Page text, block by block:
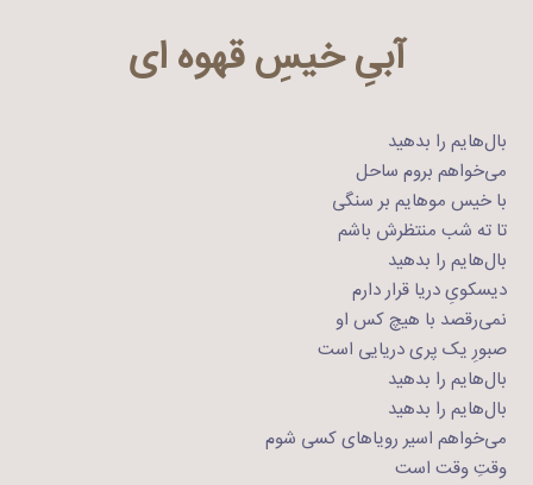
آبیِ خیسِ قهوه ای
بال‌هایم را بدهید
می‌خواهم بروم ساحل
با خیس مو‌هایم بر سنگی
تا ته شب منتظرش باشم
بال‌هایم را بدهید
دیسکویِ دریا قرار دارم
نمی‌رقصد با هیچ کس او
صبورِ یک پری دریایی است
بال‌هایم را بدهید
بال‌هایم را بدهید
می‌خواهم اسیر رویاهای کسی شوم
وقتِ وقت است